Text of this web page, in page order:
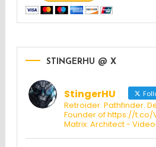
STINGERHU @ X
StingerHU
Retroider. Pathfinder.
Founder of https://t.co/
Matrix: Architect -